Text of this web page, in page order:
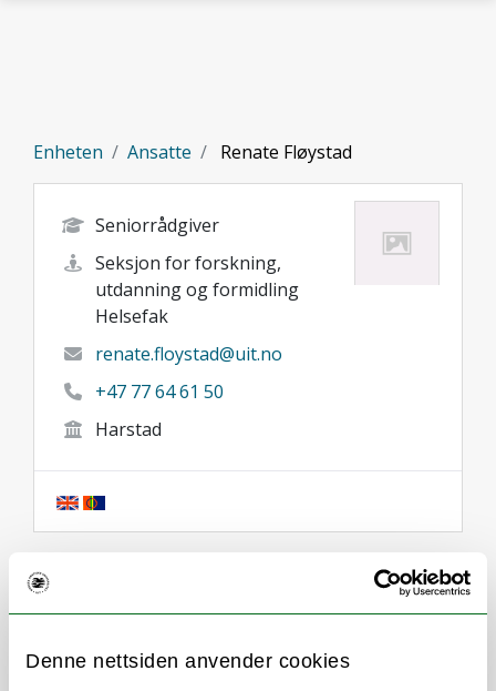
Denne nettsiden anvender cookies
Enheten Ansatte Renate Fløystad
Seniorrådgiver
Seksjon for forskning,
utdanning og formidling
Helsefak
renate.floystad@uit.no
+47 77 64 61 50
Harstad
Forskning og undervisning